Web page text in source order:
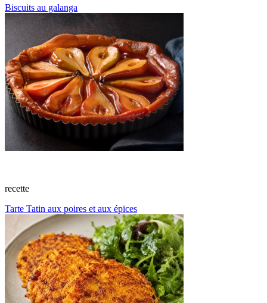
Biscuits au galanga
recette
Tarte Tatin aux poires et aux épices